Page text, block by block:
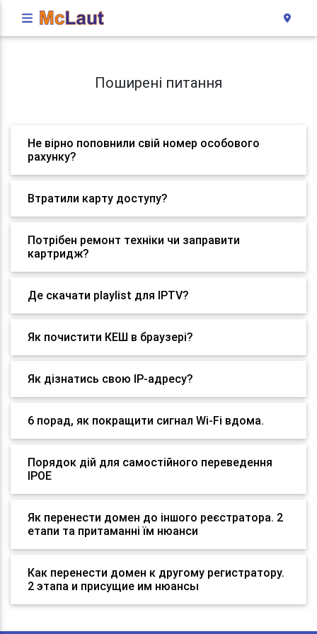
Поширені питання
Не вірно поповнили свій номер особового
рахунку?
Втратили карту доступу?
Потрібен ремонт техніки чи заправити
картридж?
Де скачати playlist для IPTV?
Як почистити КЕШ в браузері?
Як дізнатись свою IP-адресу?
6 порад, як покращити сигнал Wi-Fi вдома.
Порядок дій для самостійного переведення
IPOE
Як перенести домен до іншого реєстратора. 2
етапи та притаманні їм нюанси
Как перенести домен к другому регистратору.
2 этапа и присущие им нюансы